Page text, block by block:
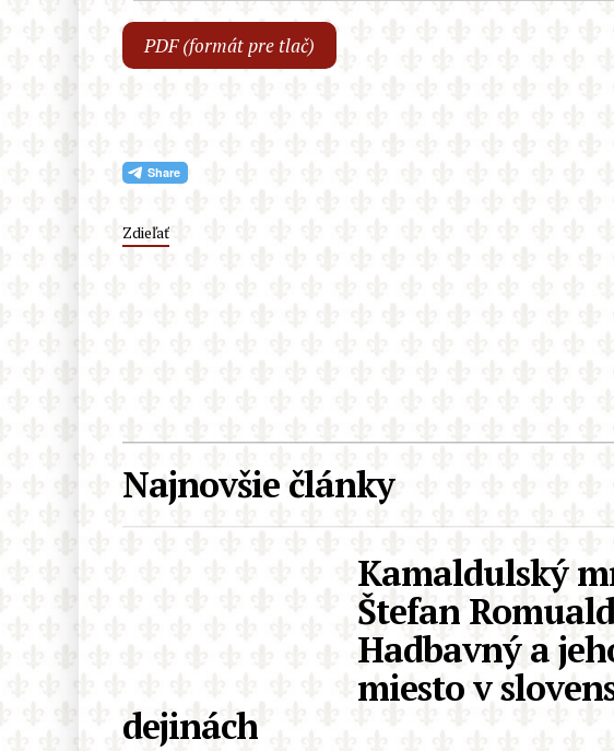
PDF (formát pre tlač)
Zdieľať
Najnovšie články
Kamaldulský
Štefan Romuald
Hadbavný a
miesto v
dejinách